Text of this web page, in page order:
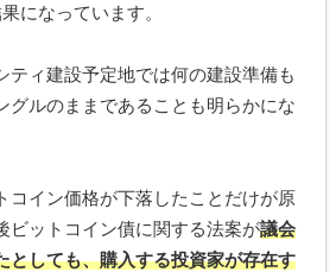
になっています。
ティ建設予定地では何の建設準備も
グルのままであることも明らかにな
コイン価格が下落したことだけが原
ビットコイン債に関する法案が議会
としても、購入する投資家が存在す